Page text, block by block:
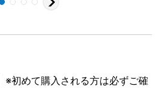
※初めて購入される方は必ずご確